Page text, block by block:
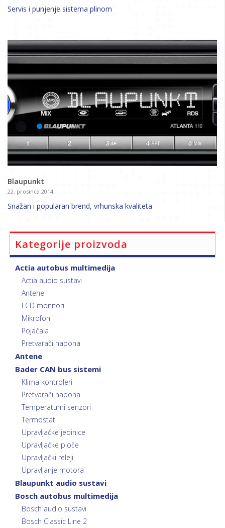
Servis i punjenje sistema plinom
Blaupunkt
22. prosinca 2014
Snažan i popularan brend, vrhunska kvaliteta
Kategorije proizvoda
Actia autobus multimedija
Actia audio sustavi
Antene
LCD monitori
Mikrofoni
Pojačala
Pretvarači napona
Antene
Bader CAN bus sistemi
Klima kontroleri
Pretvarači napona
Temperaturni senzori
Termostati
Upravljačke jedinice
Upravljačke ploče
Upravljački releji
Upravljanje motora
Blaupunkt audio sustavi
Bosch autobus multimedija
Bosch audio sustavi
Bosch Classic Line 2